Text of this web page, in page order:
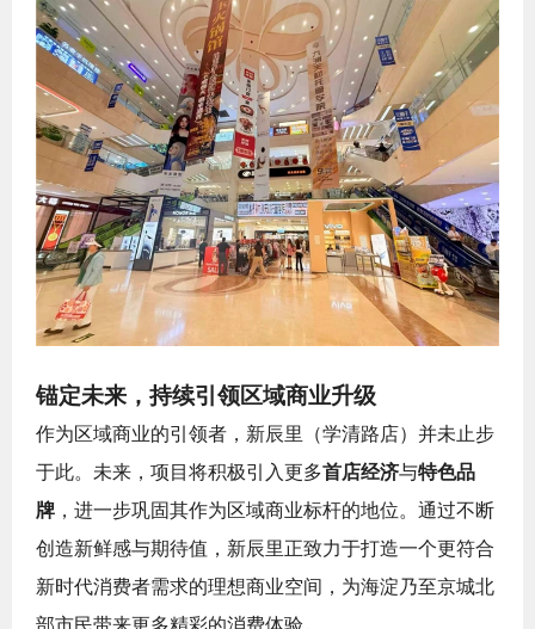
锚定未来，持续引领区域商业升级
作为区域商业的引领者，新辰里（学清路店）并未止步
于此。未来，项目将积极引入更多首店经济与特色品
牌 ，进一步巩固其作为区域商业标杆的地位。通过不断
创造新鲜感与期待值，新辰里正致力于打造一个更符合
新时代消费者需求的理想商业空间，为海淀乃至京城北